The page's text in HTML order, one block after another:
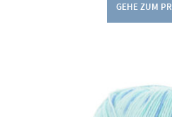
GEHE ZUM